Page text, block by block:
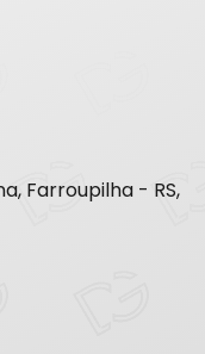
Farroupilha - RS,